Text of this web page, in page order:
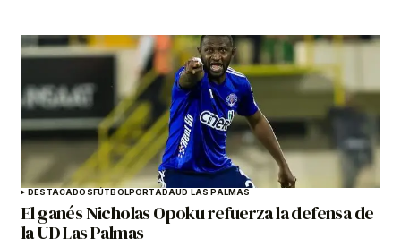
DESTACADOSFÚTBOLPORTADAUD LAS PALMAS
El ganés Nicholas Opoku refuerza la defensa de
la UD Las Palmas